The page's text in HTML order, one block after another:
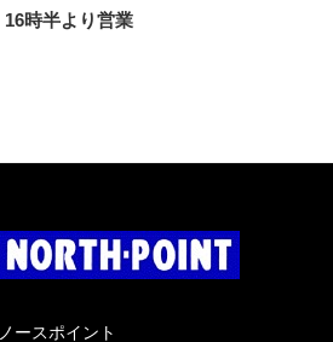
稿
シ
ョ
ン
去
16時半より営業
ノースポイント